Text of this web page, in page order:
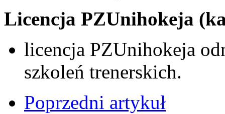
Licencja PZUnihokeja
licencja PZUnihokeja
szkoleń trenerskich.
Poprzedni artykuł